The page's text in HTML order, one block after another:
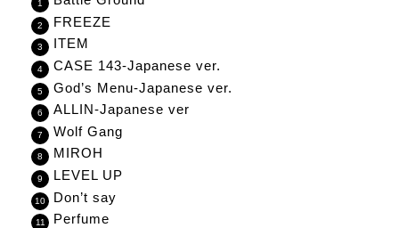
FREEZE
ITEM
CASE 143-Japanese ver.
God’s Menu-Japanese ver.
ALLIN-Japanese ver
Wolf Gang
MIROH
LEVEL UP
Don’t say
Perfume